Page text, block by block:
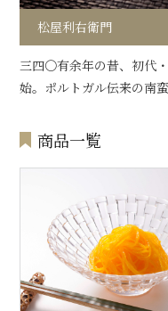
松屋利右衛門
三四〇有余年の昔、初代
始。ポルトガル伝来の南
商品一覧